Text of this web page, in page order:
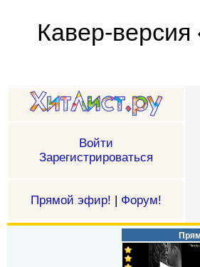
Кавер-
Войти
Зарегистрироваться
Прямой эфир! | Форум!